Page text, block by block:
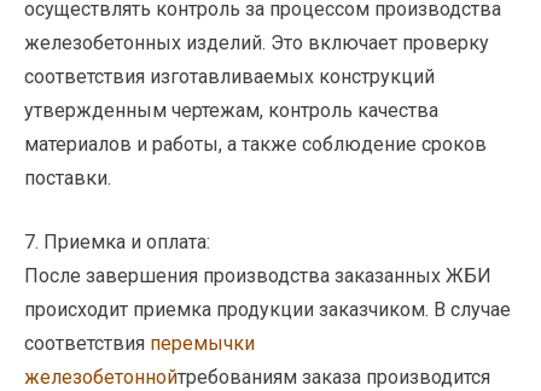
осуществлять контроль за процессом производства
железобетонных изделий. Это включает проверку
соответствия изготавливаемых конструкций
утвержденным чертежам, контроль качества
материалов и работы, а также соблюдение сроков
поставки.
7. Приемка и оплата:
После завершения производства заказанных ЖБИ
происходит приемка продукции заказчиком. В случае
соответствия перемычки
железобетоннойтребованиям заказа производится